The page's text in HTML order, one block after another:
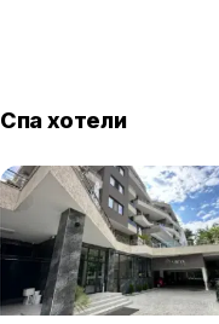
Спа хотели